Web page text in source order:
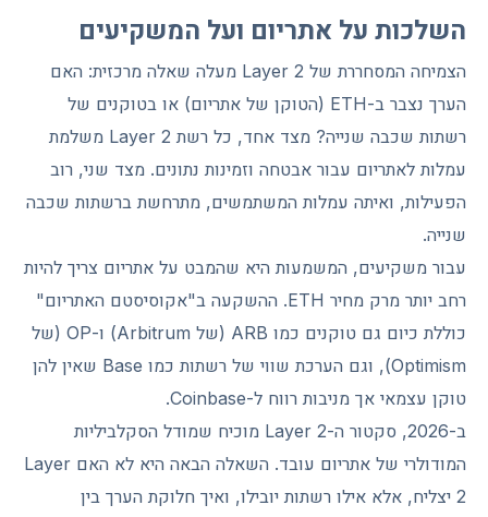
השלכות על אתריום ועל המשקיעים
הצמיחה המסחררת של Layer 2 מעלה שאלה מרכזית: האם
הערך נצבר ב-ETH (הטוקן של אתריום) או בטוקנים של
רשתות שכבה שנייה? מצד אחד, כל רשת Layer 2 משלמת
עמלות לאתריום עבור אבטחה וזמינות נתונים. מצד שני, רוב
הפעילות, ואיתה עמלות המשתמשים, מתרחשת ברשתות שכבה
שנייה.
עבור משקיעים, המשמעות היא שהמבט על אתריום צריך להיות
רחב יותר מרק מחיר ETH. ההשקעה ב"אקוסיסטם האתריום"
כוללת כיום גם טוקנים כמו ARB (של Arbitrum) ו-OP (של
Optimism), וגם הערכת שווי של רשתות כמו Base שאין להן
טוקן עצמאי אך מניבות רווח ל-Coinbase.
ב-2026, סקטור ה-Layer 2 מוכיח שמודל הסקלביליות
המודולרי של אתריום עובד. השאלה הבאה היא לא האם Layer
2 יצליח, אלא אילו רשתות יובילו, ואיך חלוקת הערך בין